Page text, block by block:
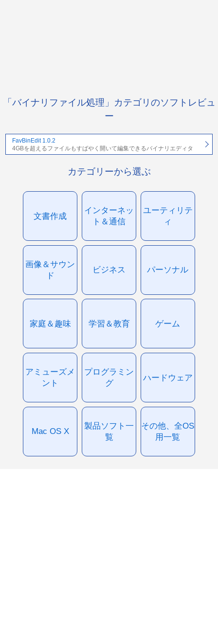
「バイナリファイル処理」カテゴリのソフトレビュ
ー
FavBinEdit 1.0.2
4GBを超えるファイルもすばやく開いて編集できるバイナリエディタ
カテゴリーから選ぶ
文書作成
インターネッ
ト＆通信
ユーティリテ
ィ
画像＆サウン
ド
ビジネス パーソナル
家庭＆趣味 学習＆教育 ゲーム
アミューズメ
ント
プログラミン
グ
ハードウェア
Mac OS X
製品ソフト一
覧
その他、全OS
用一覧